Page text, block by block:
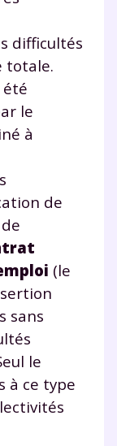
difficultés
totale.
été
le
à
de
(le
sans
le
à ce type
CP à
ou
vos
SEJER, sous
vous donner
Pour en
et
notre
et des
pour